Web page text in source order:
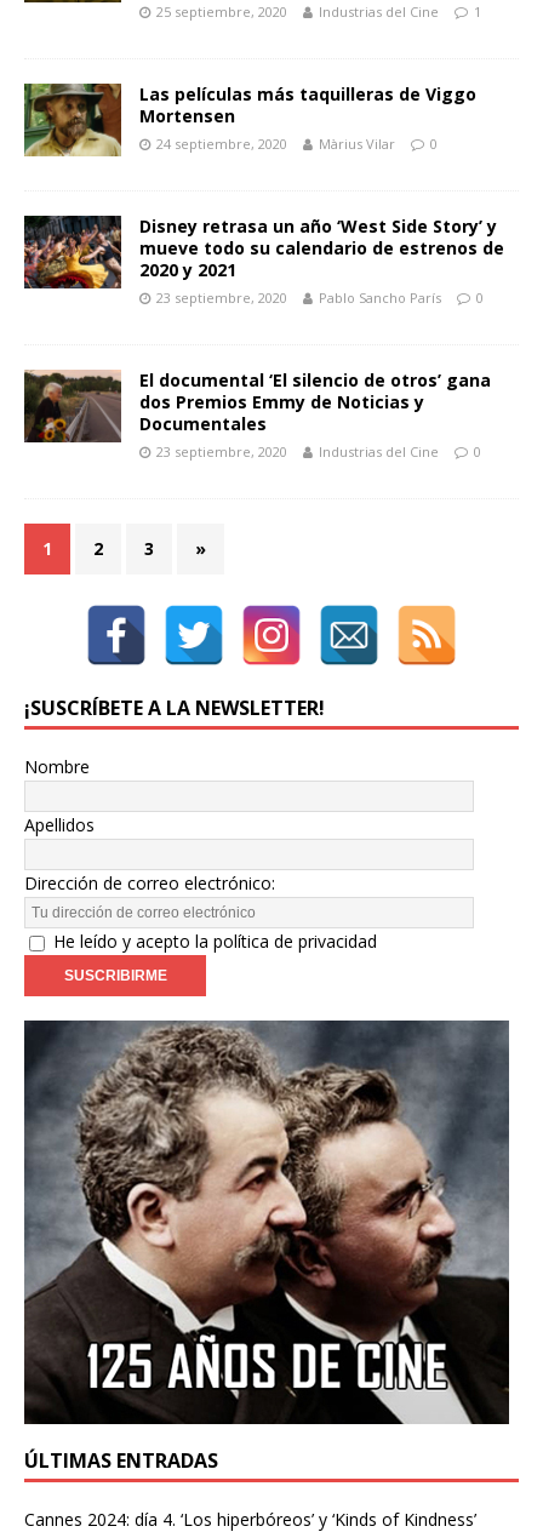
25 septiembre, 2020 Industrias del Cine 1
Las películas más taquilleras de Viggo
Mortensen
24 septiembre, 2020 Màrius Vilar 0
Disney retrasa un año ‘West Side Story’ y
mueve todo su calendario de estrenos de
2020 y 2021
23 septiembre, 2020 Pablo Sancho París 0
El documental ‘El silencio de otros’ gana
dos Premios Emmy de Noticias y
Documentales
23 septiembre, 2020 Industrias del Cine 0
1 2 3 »
¡SUSCRÍBETE A LA NEWSLETTER!
Nombre
Apellidos
Dirección de correo electrónico:
He leído y acepto la política de privacidad
ÚLTIMAS ENTRADAS
Cannes 2024: día 4. ‘Los hiperbóreos’ y ‘Kinds of Kindness’